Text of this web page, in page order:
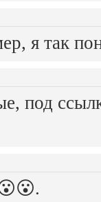
я так
под